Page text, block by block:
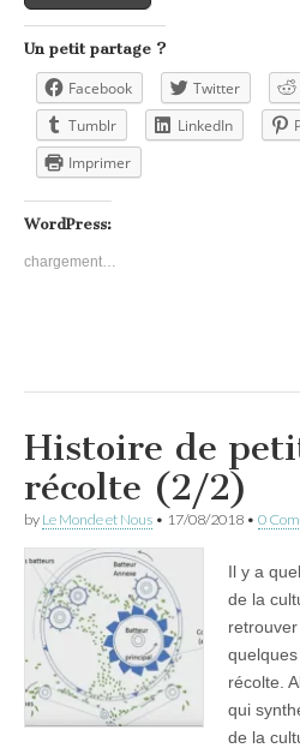
Un petit partage ?
Facebook Twitter
Tumblr
LinkedIn
Imprimer
WordPress:
chargement…
Histoire de
récolte (2/2)
by Le Monde et Nous • 17/08/2018 • 0
Il y a
de la
récolte.
qui
de la